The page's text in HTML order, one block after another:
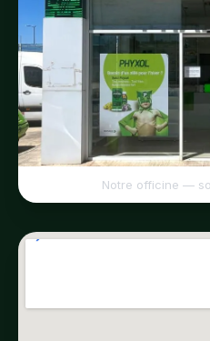
Notre officine —